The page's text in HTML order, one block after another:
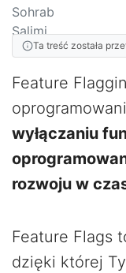
Ta treść została
Feature
wyłączaniu
rozwoju w
Feature Flags
dzięki której